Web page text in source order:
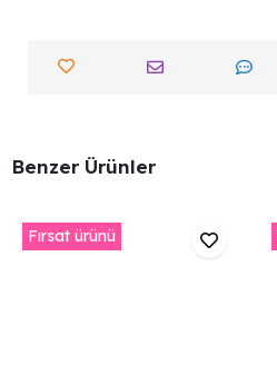
Benzer Ürünler
Fırsat ürünü